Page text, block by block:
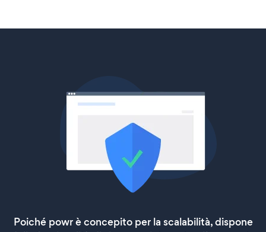
Poiché powr è concepito per la scalabilità, dispone